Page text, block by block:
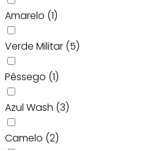
Amarelo (1)
Verde Militar (5)
Pêssego (1)
Azul Wash (3)
Camelo (2)